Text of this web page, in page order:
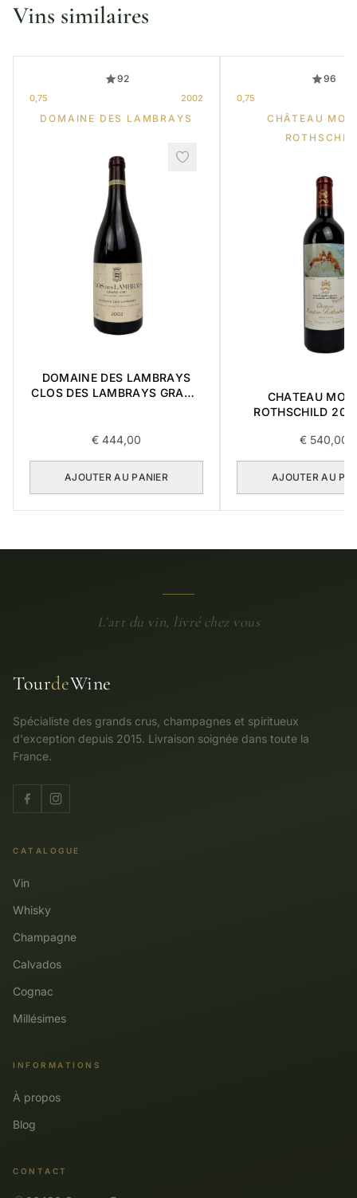
Vins similaires
92
0,75 2002
DOMAINE DES LAMBRAYS
DOMAINE DES LAMBRAYS
CLOS DES LAMBRAYS GRAND
€ 444,00
AJOUTER AU PANIER
96
0,75
CHÂTEAU
CHATEAU
ROTHSCHILD
€540,00
AJOUTER AU
L'art du vin, livré chez vous
TourdeWine
Spécialiste des grands crus, champagnes et spiritueux
d'exception depuis 2015. Livraison soignée dans toute la
France.
CATALOGUE
Vin
Whisky
Champagne
Calvados
Cognac
Millésimes
INFORMATIONS
À propos
Blog
CONTACT